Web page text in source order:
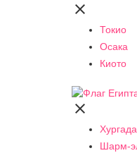

Токио
Осака
Киото

Хургада
Шарм-